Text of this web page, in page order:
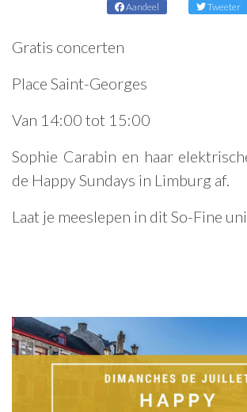
Aandeel Tweeter
Gratis concerten
Place Saint-Georges
Van 14:00 tot 15:00
Sophie Carabin en haar
de Happy Sundays in Limburg af.
Laat je meeslepen in dit So-Fine